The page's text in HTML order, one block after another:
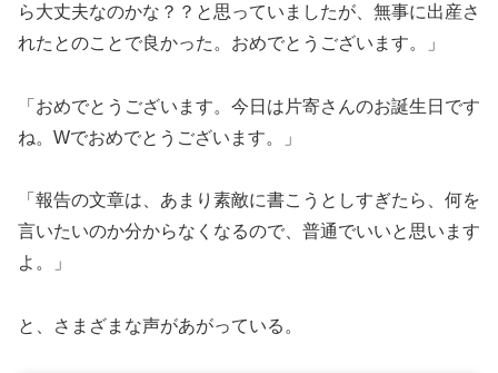
ら大丈夫なのかな？？と思っていましたが、無事に出産さ
れたとのことで良かった。おめでとうございます。」
「おめでとうございます。今日は片寄さんのお誕生日です
ね。Wでおめでとうございます。」
「報告の文章は、あまり素敵に書こうとしすぎたら、何を
言いたいのか分からなくなるので、普通でいいと思います
よ。」
と、さまざまな声があがっている。